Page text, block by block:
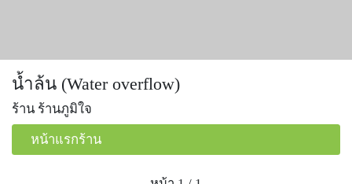
น้ำล้น (Water overflow)
ร้าน ร้านภูมิใจ
หน้าแรกร้าน